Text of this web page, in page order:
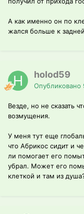
А как именно он по
жался больше к
holod59
Опубликовано
Везде, но не сказать
возмущения.
У меня тут еще
что Абрикос сидит и
ли помогает его
убрал. Может его
клеткой и там из